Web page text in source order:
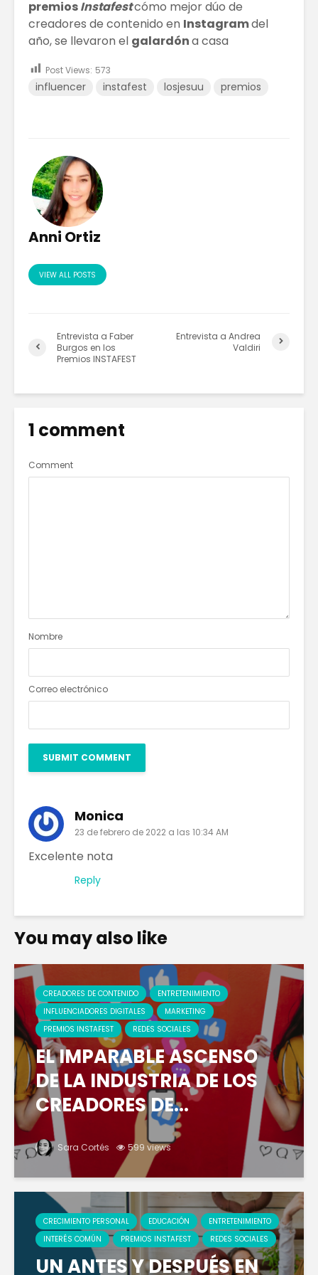
premiosInstafestcómo mejor dúo de
creadores de contenido en Instagramdel
año, se llevaron el galardóna casa
Post Views: 573
influencer instafest losjesuu premios
Anni Ortiz
VIEW ALL POSTS
Entrevista a Faber
Burgos en los
Premios INSTAFEST
Entrevista a Andrea
Valdiri
1 comment
Comment
Nombre
Correo electrónico
Monica
23 de febrero de 2022 a las 10:34 AM
Excelente nota
Reply
You may also like
CREADORES DE CONTENIDO
ENTRETENIMIENTO
INFLUENCIADORES DIGITALES
MARKETING
PREMIOS INSTAFEST
REDES SOCIALES
EL IMPARABLE ASCENSO
DE LA INDUSTRIA DE LOS
CREADORES DE...
Sara Cortés 599 views
CRECIMIENTO PERSONAL EDUCACIÓN
ENTRETENIMIENTO
INTERÉS COMÚN
PREMIOS INSTAFEST REDES SOCIALES
UN ANTES Y DESPUÉS EN
El Bitcoin cae a
dólares
COLABORATIVA?